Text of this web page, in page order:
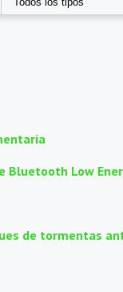
Bluetooth Low
de tormentas